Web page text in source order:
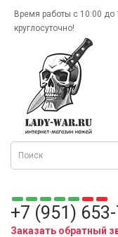
Время работы с 10:00 до
круглосуточно!
+7 (951)
Заказать обратный